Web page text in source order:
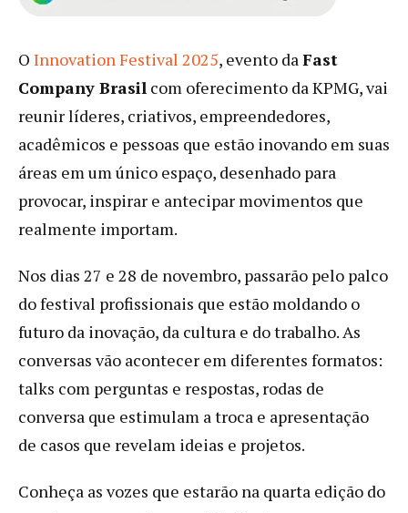
O Innovation Festival 2025, evento daFast
Company Brasil com oferecimento da KPMG, vai
reunir líderes, criativos, empreendedores,
acadêmicos e pessoas que estão inovando em suas
áreas em um único espaço, desenhado para
provocar, inspirar e antecipar movimentos que
realmente importam.
Nos dias 27 e 28 de novembro, passarão pelo palco
do festival profissionais que estão moldando o
futuro da inovação, da cultura e do trabalho. As
conversas vão acontecer em diferentes formatos:
talks com perguntas e respostas, rodas de
conversa que estimulam a troca e apresentação
de casos que revelam ideias e projetos.
Conheça as vozes que estarão na quarta edição do